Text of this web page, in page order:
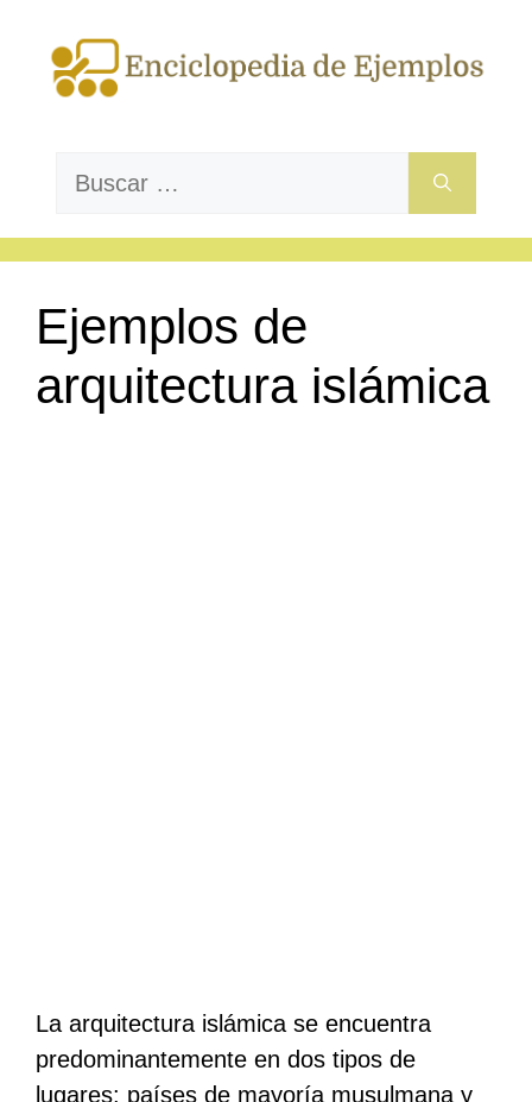
contenido
Buscar:
Ejemplos de
arquitectura islámica
La arquitectura islámica se encuentra
predominantemente en dos tipos de
lugares: países de mayoría musulmana y